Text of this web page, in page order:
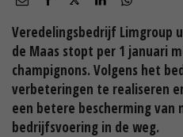
Veredelingsbedrijf Limgroup
de Maas stopt per 1 januari
champignons. Volgens het
verbeteringen te realiseren
een betere bescherming van
bedrijfsvoering in de weg.